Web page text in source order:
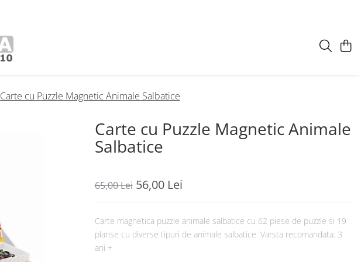
Carte cu Puzzle Magnetic Animale Salbatice
Carte cu Puzzle Magnetic Animale
Salbatice
65,00 Lei 56,00 Lei
Carte magnetica puzzle animale salbatice cu 62 piese de puzzle si 19
planse cu diverse tipuri de animale salbatice. Varsta recomandata: 3
ani +